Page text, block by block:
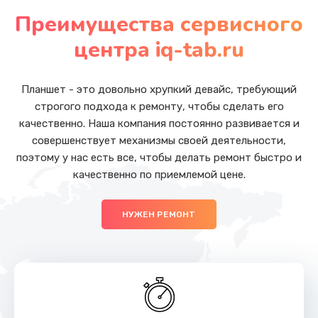
Заказать
от 790 руб.
Заказать
Замена стекла камеры
от 1500 руб.
Замена кнопки включения/выключения
Замена аккумулятора
Преимущества сервисного
центра iq-tab.ru
Планшет - это довольно хрупкий девайс, требующий
строгого подхода к ремонту, чтобы сделать его
качественно. Наша компания постоянно развивается и
совершенствует механизмы своей деятельности,
поэтому у нас есть все, чтобы делать ремонт быстро и
качественно по приемлемой цене.
НУЖЕН РЕМОНТ